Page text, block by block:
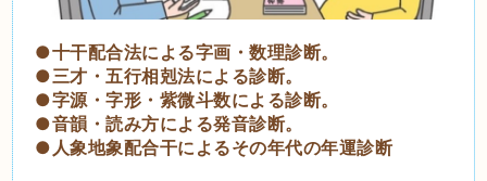
●十干配合法による字画・数理診断。
●三才・五行相剋法による診断。
●字源・字形・紫微斗数による診断。
●音韻・読み方による発音診断。
●人象地象配合干によるその年代の年運診断